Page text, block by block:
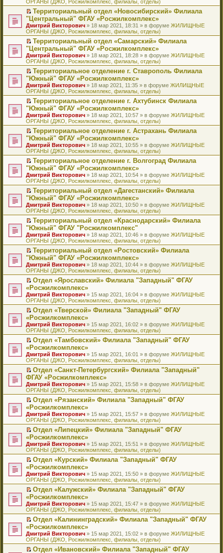
щ
е
н
и
ю
у
с
о
о
б
щ
е
н
и
ю
а
н
н
о
м
у
с
о
о
б
щ
е
н
и
ю
р
о
ч
и
т
а
н
н
о
м
у
с
о
о
б
щ
е
н
и
ю
м
у
н
е
п
р
о
ч
и
т
а
н
н
о
м
у
с
о
о
б
щ
е
н
и
ю
п
е
р
в
о
м
у
н
е
п
р
о
ч
и
т
а
н
н
о
м
у
с
о
о
б
щ
е
н
и
ю
е
й
т
и
к
п
е
р
в
о
м
у
н
е
п
р
о
ч
и
т
а
н
н
о
м
у
с
о
о
б
щ
е
н
и
ю
ОРГАНЫ (ДЖО, Росжилкомплекс, филиалы, отделы)
П
е
р
е
й
т
и
к
п
е
р
в
о
м
у
н
е
п
р
о
ч
и
т
а
н
н
о
м
у
с
о
о
б
щ
е
н
и
ю
Территориальный отдел «Новосибирский» Филиала
"Центральный" ФГАУ «Росжилкомплекс»
Дмитрий Викторович » 18 мар 2021, 18:31 » в форуме ЖИЛИЩНЫЕ
ОРГАНЫ (ДЖО, Росжилкомплекс, филиалы, отделы)
П
е
р
е
й
т
и
к
п
е
р
в
о
м
у
н
е
п
р
о
ч
и
т
а
н
н
о
м
у
с
о
о
б
щ
е
н
и
ю
Территориальный отдел «Самарский» Филиала
"Центральный" ФГАУ «Росжилкомплекс»
Дмитрий Викторович » 18 мар 2021, 18:28 » в форуме ЖИЛИЩНЫЕ
ОРГАНЫ (ДЖО, Росжилкомплекс, филиалы, отделы)
П
е
р
е
й
т
и
к
п
е
р
в
о
м
у
н
е
п
р
о
ч
и
т
а
н
н
о
м
у
с
о
о
б
щ
е
н
ю
Территориальное отделение г. Ставрополь Филиала
"Южный" ФГАУ «Росжилкомплекс»
Дмитрий Викторович » 18 мар 2021, 11:35 » в форуме ЖИЛИЩНЫЕ
ОРГАНЫ (ДЖО, Росжилкомплекс, филиалы, отделы)
П
е
р
е
й
т
и
к
п
е
р
в
о
м
у
н
е
п
р
о
ч
и
т
а
н
н
о
м
у
с
о
б
щ
е
н
ю
Территориальное отделение г. Ахтубинск Филиала
"Южный" ФГАУ «Росжилкомплекс»
Дмитрий Викторович » 18 мар 2021, 10:57 » в форуме ЖИЛИЩНЫЕ
ОРГАНЫ (ДЖО, Росжилкомплекс, филиалы, отделы)
П
е
р
е
й
т
и
к
п
е
р
в
о
м
у
н
е
п
р
о
ч
и
т
а
н
н
м
у
с
о
б
щ
е
н
ю
Территориальное отделение г. Астрахань Филиала
"Южный" ФГАУ «Росжилкомплекс»
Дмитрий Викторович » 18 мар 2021, 10:55 » в форуме ЖИЛИЩНЫЕ
ОРГАНЫ (ДЖО, Росжилкомплекс, филиалы, отделы)
П
е
р
е
й
т
и
к
п
е
р
в
о
м
у
н
е
п
р
о
ч
т
а
н
н
м
у
с
о
б
щ
е
н
и
ю
Территориальное отделение г. Волгоград Филиала
"Южный" ФГАУ «Росжилкомплекс»
Дмитрий Викторович » 18 мар 2021, 10:54 » в форуме ЖИЛИЩНЫЕ
ОРГАНЫ (ДЖО, Росжилкомплекс, филиалы, отделы)
П
е
р
е
й
т
и
к
п
е
р
в
о
м
у
н
п
р
о
ч
т
а
н
н
м
у
с
о
о
б
щ
е
н
ю
Территориальный отдел «Дагестанский» Филиала
"Южный" ФГАУ «Росжилкомплекс»
Дмитрий Викторович » 18 мар 2021, 10:50 » в форуме ЖИЛИЩНЫЕ
ОРГАНЫ (ДЖО, Росжилкомплекс, филиалы, отделы)
П
е
р
е
й
т
и
к
п
е
р
о
м
у
н
п
р
о
ч
т
а
н
н
о
м
у
с
о
б
щ
е
н
ю
Территориальный отдел «Краснодарский» Филиала
"Южный" ФГАУ "Росжилкомплекс"
Дмитрий Викторович » 18 мар 2021, 10:46 » в форуме ЖИЛИЩНЫЕ
ОРГАНЫ (ДЖО, Росжилкомплекс, филиалы, отделы)
П
е
р
е
й
т
к
п
е
р
о
м
у
н
п
р
о
ч
и
т
а
н
н
м
у
с
о
б
щ
е
н
ю
Территориальный отдел «Ростовский» Филиала
"Южный" ФГАУ «Росжилкомплекс»
Дмитрий Викторович » 18 мар 2021, 10:44 » в форуме ЖИЛИЩНЫЕ
ОРГАНЫ (ДЖО, Росжилкомплекс, филиалы, отделы)
П
р
е
й
т
к
п
е
р
о
м
у
н
е
п
р
о
ч
т
а
н
н
м
у
с
о
б
щ
е
н
ю
Отдел «Ярославский» Филиала "Западный" ФГАУ
«Росжилкомплекс»
Дмитрий Викторович » 15 мар 2021, 16:04 » в форуме ЖИЛИЩНЫЕ
ОРГАНЫ (ДЖО, Росжилкомплекс, филиалы, отделы)
П
р
е
й
т
к
п
е
р
в
о
м
у
н
п
р
о
ч
т
а
н
н
м
у
с
о
б
щ
е
н
ю
Отдел «Тверской» Филиала "Западный" ФГАУ
«Росжилкомплекс»
Дмитрий Викторович » 15 мар 2021, 16:02 » в форуме ЖИЛИЩНЫЕ
ОРГАНЫ (ДЖО, Росжилкомплекс, филиалы, отделы)
П
р
е
й
т
и
к
п
е
р
о
м
у
н
п
р
о
ч
т
а
н
н
м
у
с
о
б
щ
е
Отдел «Тамбовский» Филиала "Западный" ФГАУ
«Росжилкомплекс»
Дмитрий Викторович » 15 мар 2021, 16:01 » в форуме ЖИЛИЩНЫЕ
ОРГАНЫ (ДЖО, Росжилкомплекс, филиалы, отделы)
П
е
р
е
й
т
к
п
е
р
о
м
у
н
п
р
о
ч
т
а
н
н
м
у
с
Отдел «Санкт-Петербургский» Филиала "Западный"
ФГАУ «Росжилкомплекс»
Дмитрий Викторович » 15 мар 2021, 15:58 » в форуме ЖИЛИЩНЫЕ
ОРГАНЫ (ДЖО, Росжилкомплекс, филиалы, отделы)
П
р
е
й
т
к
п
е
р
о
м
у
н
п
р
о
ч
т
а
н
Отдел «Рязанский» Филиала "Западный" ФГАУ
«Росжилкомплекс»
Дмитрий Викторович » 15 мар 2021, 15:57 » в форуме ЖИЛИЩНЫЕ
ОРГАНЫ (ДЖО, Росжилкомплекс, филиалы, отделы)
П
р
е
й
т
к
п
е
р
о
м
у
н
п
р
о
Отдел «Липецкий» Филиала "Западный" ФГАУ
«Росжилкомплекс»
Дмитрий Викторович » 15 мар 2021, 15:51 » в форуме ЖИЛИЩНЫЕ
ОРГАНЫ (ДЖО, Росжилкомплекс, филиалы, отделы)
П
р
е
й
т
к
п
е
р
о
м
у
Отдел «Курский» Филиала "Западный" ФГАУ
«Росжилкомплекс»
Дмитрий Викторович » 15 мар 2021, 15:50 » в форуме ЖИЛИЩНЫЕ
ОРГАНЫ (ДЖО, Росжилкомплекс, филиалы, отделы)
П
р
е
й
т
к
п
е
Отдел «Калужский» Филиала "Западный" ФГАУ
«Росжилкомплекс»
Дмитрий Викторович » 15 мар 2021, 15:47 » в форуме ЖИЛИЩНЫЕ
ОРГАНЫ (ДЖО, Росжилкомплекс, филиалы, отделы)
П
р
е
й
Отдел «Калининградский» Филиала "Западный" ФГАУ
«Росжилкомплекс»
Дмитрий Викторович » 15 мар 2021, 15:02 » в форуме ЖИЛИЩНЫЕ
ОРГАНЫ (ДЖО, Росжилкомплекс, филиалы, отделы)
Отдел «Ивановский» Филиала "Западный" ФГАУ